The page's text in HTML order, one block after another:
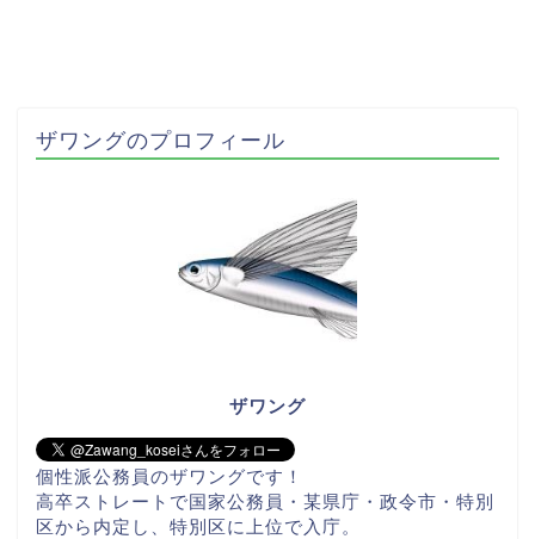
ザワングのプロフィール
ザワング
個性派公務員のザワングです！
高卒ストレートで国家公務員・某県庁・政令市・特別
区から内定し、特別区に上位で入庁。